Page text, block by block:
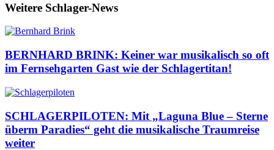
Weitere Schlager-News
BERNHARD BRINK: Keiner war musikalisch so oft
im Fernsehgarten Gast wie der Schlagertitan!
SCHLAGERPILOTEN: Mit „Laguna Blue – Sterne
überm Paradies“ geht die musikalische Traumreise
weiter